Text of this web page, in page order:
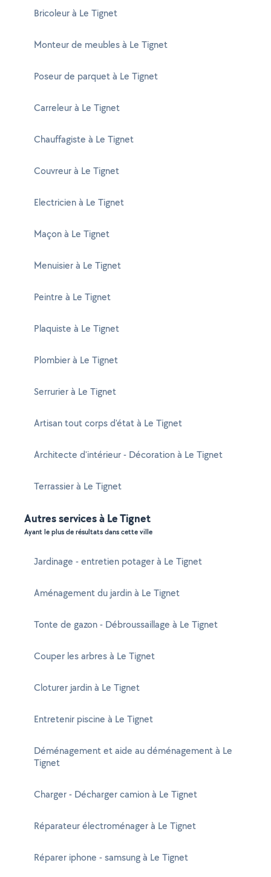
Bricoleur à Le Tignet
Monteur de meubles à Le Tignet
Poseur de parquet à Le Tignet
Carreleur à Le Tignet
Chauffagiste à Le Tignet
Couvreur à Le Tignet
Electricien à Le Tignet
Maçon à Le Tignet
Menuisier à Le Tignet
Peintre à Le Tignet
Plaquiste à Le Tignet
Plombier à Le Tignet
Serrurier à Le Tignet
Artisan tout corps d'état à Le Tignet
Architecte d'intérieur - Décoration à Le Tignet
Terrassier à Le Tignet
Autres services à Le Tignet
Ayant le plus de résultats dans cette ville
Jardinage - entretien potager à Le Tignet
Aménagement du jardin à Le Tignet
Tonte de gazon - Débroussaillage à Le Tignet
Couper les arbres à Le Tignet
Cloturer jardin à Le Tignet
Entretenir piscine à Le Tignet
Déménagement et aide au déménagement à Le
Tignet
Charger - Décharger camion à Le Tignet
Réparateur électroménager à Le Tignet
Réparer iphone - samsung à Le Tignet